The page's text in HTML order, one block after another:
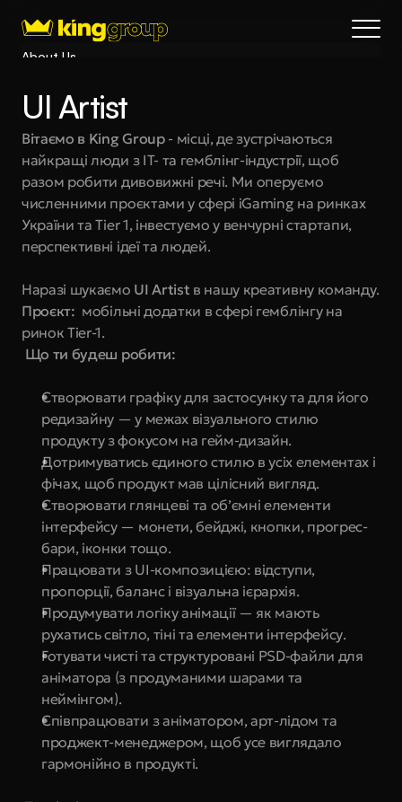
About Us
Services
Process
Coming Soon
King Interns
Legal
404
UI Artist
Вітаємо в King Group - місці, де зустрічаються
найкращі люди з IT- та гемблінг-індустрії, щоб
разом робити дивовижні речі. Ми оперуємо
численними проєктами у сфері iGaming на ринках
України та Tier 1, інвестуємо у венчурні стартапи,
перспективні ідеї та людей.
Наразі шукаємо UI Artist в нашу креативну команду.
Проєкт: мобільні додатки в сфері гемблінгу на
ринок Tier-1.
Що ти будеш робити:
Створювати графіку для застосунку та для його
редизайну — у межах візуального стилю
продукту з фокусом на гейм-дизайн.
Дотримуватись єдиного стилю в усіх елементах і
фічах, щоб продукт мав цілісний вигляд.
Створювати глянцеві та об’ємні елементи
інтерфейсу — монети, бейджі, кнопки, прогрес-
бари, іконки тощо.
Працювати з UI-композицією: відступи,
пропорції, баланс і візуальна ієрархія.
Продумувати логіку анімації — як мають
рухатись світло, тіні та елементи інтерфейсу.
Готувати чисті та структуровані PSD-файли для
аніматора (з продуманими шарами та
неймінгом).
Співпрацювати з аніматором, арт-лідом та
проджект-менеджером, щоб усе виглядало
гармонійно в продукті.